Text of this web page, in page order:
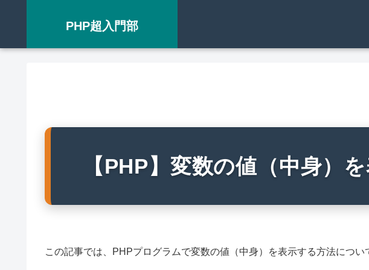
PHP超入門部
【PHP】変数の値（中身）
この記事では、PHPプログラムで変数の値（中身）を表示する方法につい